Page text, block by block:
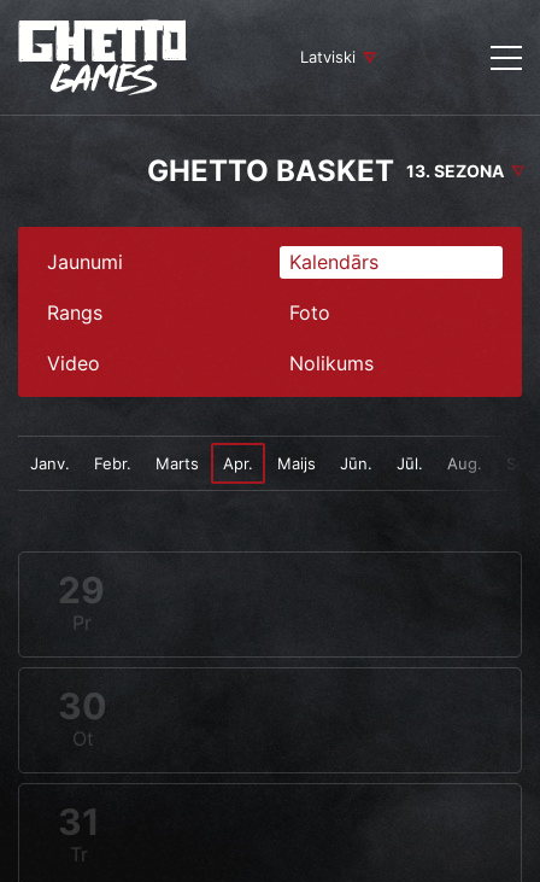
Latviski
GHETTO BASKET 13. SEZONA
Jaunumi Kalendārs
Rangs Foto
Video Nolikums
Janv. Febr. Marts Apr. Maijs Jūn. Jūl. Aug.
29
Pr
30
Ot
31
Tr